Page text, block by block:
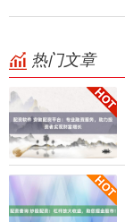
热门文章